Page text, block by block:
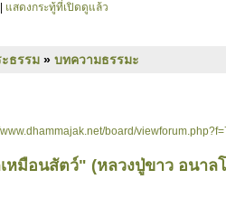
แสดงกระทู้ที่เปิดดูแล้ว
ธรรม » บทความธรรมะ
www.dhammajak.net/board/
หมือนสัตว์" (หลวงปู่ขาว อนาล